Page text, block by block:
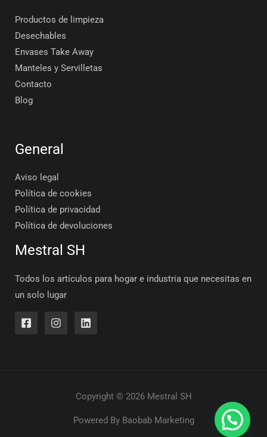
Productos de limpieza
Desechables
Envases Take Away
Manteles y Servilletas
Contacto
Blog
General
Aviso legal
Política de cookies
Política de privacidad
Política de devoluciones
Mestral SH
Todos los artículos para hogar e industria que necesitas en
un solo lugar
Copyright © 2026 Mestral SH
Powered By Baobab Marketing